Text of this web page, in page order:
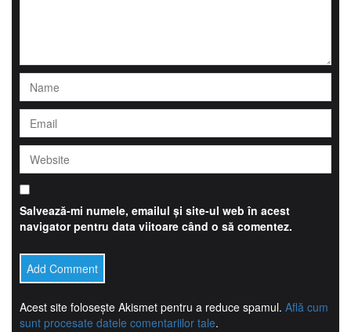
Salvează-mi numele, emailul și site-ul web în acest
navigator pentru data viitoare când o să comentez.
Acest site folosește Akismet pentru a reduce spamul. Află cum
sunt procesate datele comentariilor tale.